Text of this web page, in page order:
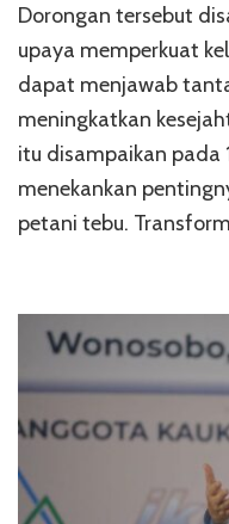
Dorongan tersebut
upaya memperkuat
dapat menjawab
meningkatkan
itu disampaikan pada
menekankan
petani tebu.